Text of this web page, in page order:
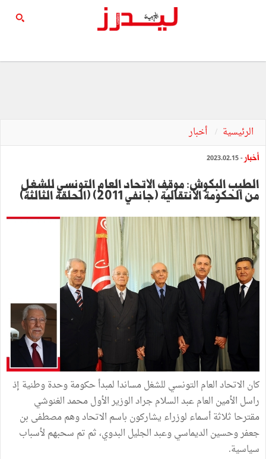
الرئيسية أخبار
أخبار - 2023.02.15
الطيب البكوش: موقف الاتحاد العام التونسي للشغل
من الحكومة الانتقاليّة (جانفي 2011) (الحلقة الثالثة)
كان الاتحاد العام التونسي للشغل مساندا لمبدأ حكومة وحدة وطنية إذ
راسل الأمين العام عبد السلام جراد الوزير الأول محمد الغنوشي
مقترحا ثلاثة أسماء لوزراء يشاركون باسم الاتحاد وهم مصطفى بن
جعفر وحسين الديماسي وعبد الجليل البدوي، ثم تم سحبهم لأسباب
سياسية.